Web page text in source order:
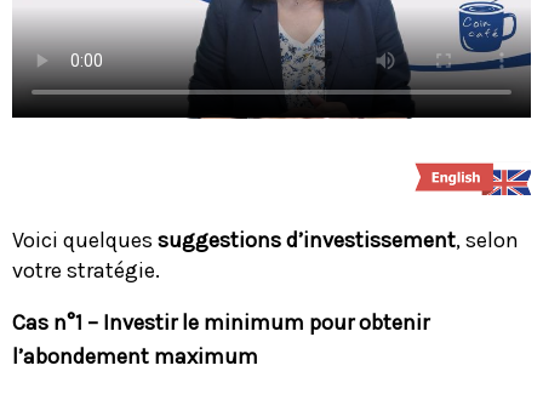
Voici quelques suggestions d’investissement, selon
votre stratégie.
Cas n°1 – Investir le minimum pour obtenir
l’abondement maximum